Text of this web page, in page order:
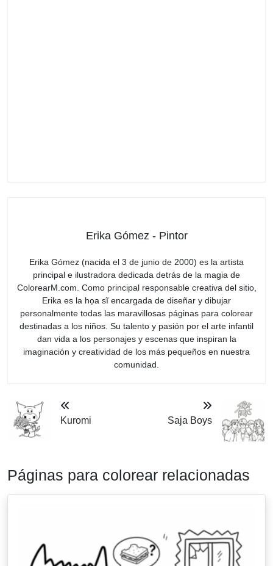
Erika Gómez - Pintor
Erika Gómez (nacida el 3 de junio de 2000) es la artista
principal e ilustradora dedicada detrás de la magia de
ColorearM.com. Como principal responsable creativa del sitio,
Erika es la họa sĩ encargada de diseñar y dibujar
personalmente todas las maravillosas páginas para colorear
destinadas a los niños. Su talento y pasión por el arte infantil
dan vida a los personajes y escenas que inspiran la
imaginación y creatividad de los más pequeños en nuestra
comunidad.
Kuromi Saja Boys
Páginas para colorear relacionadas